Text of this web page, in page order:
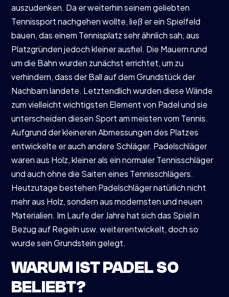
auszudenken. Da er weiterhin seinem geliebten
Tennissport nachgehen wollte, ließ er ein Spielfeld
bauen, das einem Tennisplatz sehr ähnlich sah, aus
Platzgründen jedoch kleiner ausfiel. Die Mauern rund
um die Bahn wurden zunächst errichtet, um zu
verhindern, dass der Ball auf dem Grundstück der
Nachbarn landete. Letztendlich wurden diese Wände
zum vielleicht wichtigsten Element von Padel und sie
unterscheiden diesen Sport am meisten vom Tennis.
Aufgrund der kleineren Abmessungen des Platzes
entwickelte er auch andere Schläger. Padelschläger
waren aus Holz, kleiner als ein normaler Tennisschläger
und auch ohne die Saiten eines Tennisschlägers.
Heutzutage bestehen Padelschläger natürlich nicht
mehr aus Holz, sondern aus modernsten und neuen
Materialien. Im Laufe der Jahre hat sich das Spiel in
Bezug auf Regeln usw. weiterentwickelt, doch so
wurde sein Grundstein gelegt.
WARUM IST PADEL SO
BELIEBT?